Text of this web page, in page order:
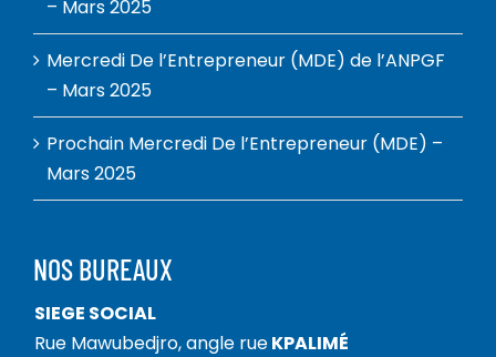
– Mars 2025
Mercredi De l’Entrepreneur (MDE) de l’ANPGF
– Mars 2025
Prochain Mercredi De l’Entrepreneur (MDE) –
Mars 2025
NOS BUREAUX
SIEGE SOCIAL
Rue Mawubedjro, angle rueKPALIMÉ